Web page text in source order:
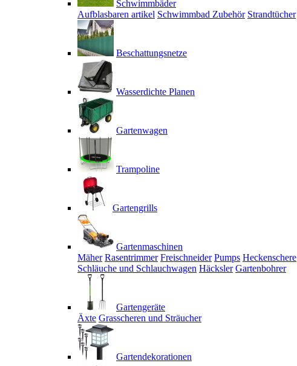
Schwimmbäder
Aufblasbaren artikel Schwimmbad Zubehör Strandtücher
Beschattungsnetze
Wasserdichte Planen
Gartenwagen
Trampoline
Gartengrills
Gartenmaschinen
Mäher Rasentrimmer Freischneider Pumps Heckenschere
Schläuche und Schlauchwagen Häcksler Gartenbohrer
Gartengeräte
Äxte Grasscheren und Sträucher
Gartendekorationen